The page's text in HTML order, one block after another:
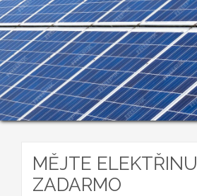
MĚJTE ELEKTŘINU
ZADARMO